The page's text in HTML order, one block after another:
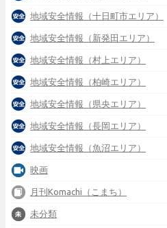
地域安全情報（十日町市エリア）
地域安全情報（新発田エリア）
地域安全情報（村上エリア）
地域安全情報（柏崎エリア）
地域安全情報（県央エリア）
地域安全情報（長岡エリア）
地域安全情報（魚沼エリア）
映画
月刊Komachi（こまち）
未分類